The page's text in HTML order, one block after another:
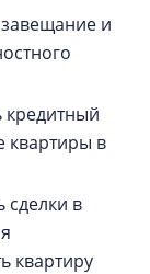
и
кредитный
квартиры в
сделки в
квартиру